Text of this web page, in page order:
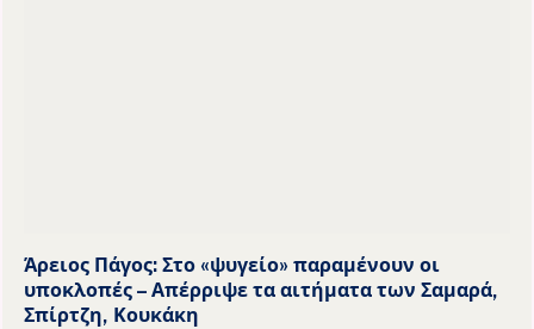
Άρειος Πάγος: Στο «ψυγείο» παραμένουν οι
υποκλοπές – Απέρριψε τα αιτήματα των Σαμαρά,
Σπίρτζη, Κουκάκη